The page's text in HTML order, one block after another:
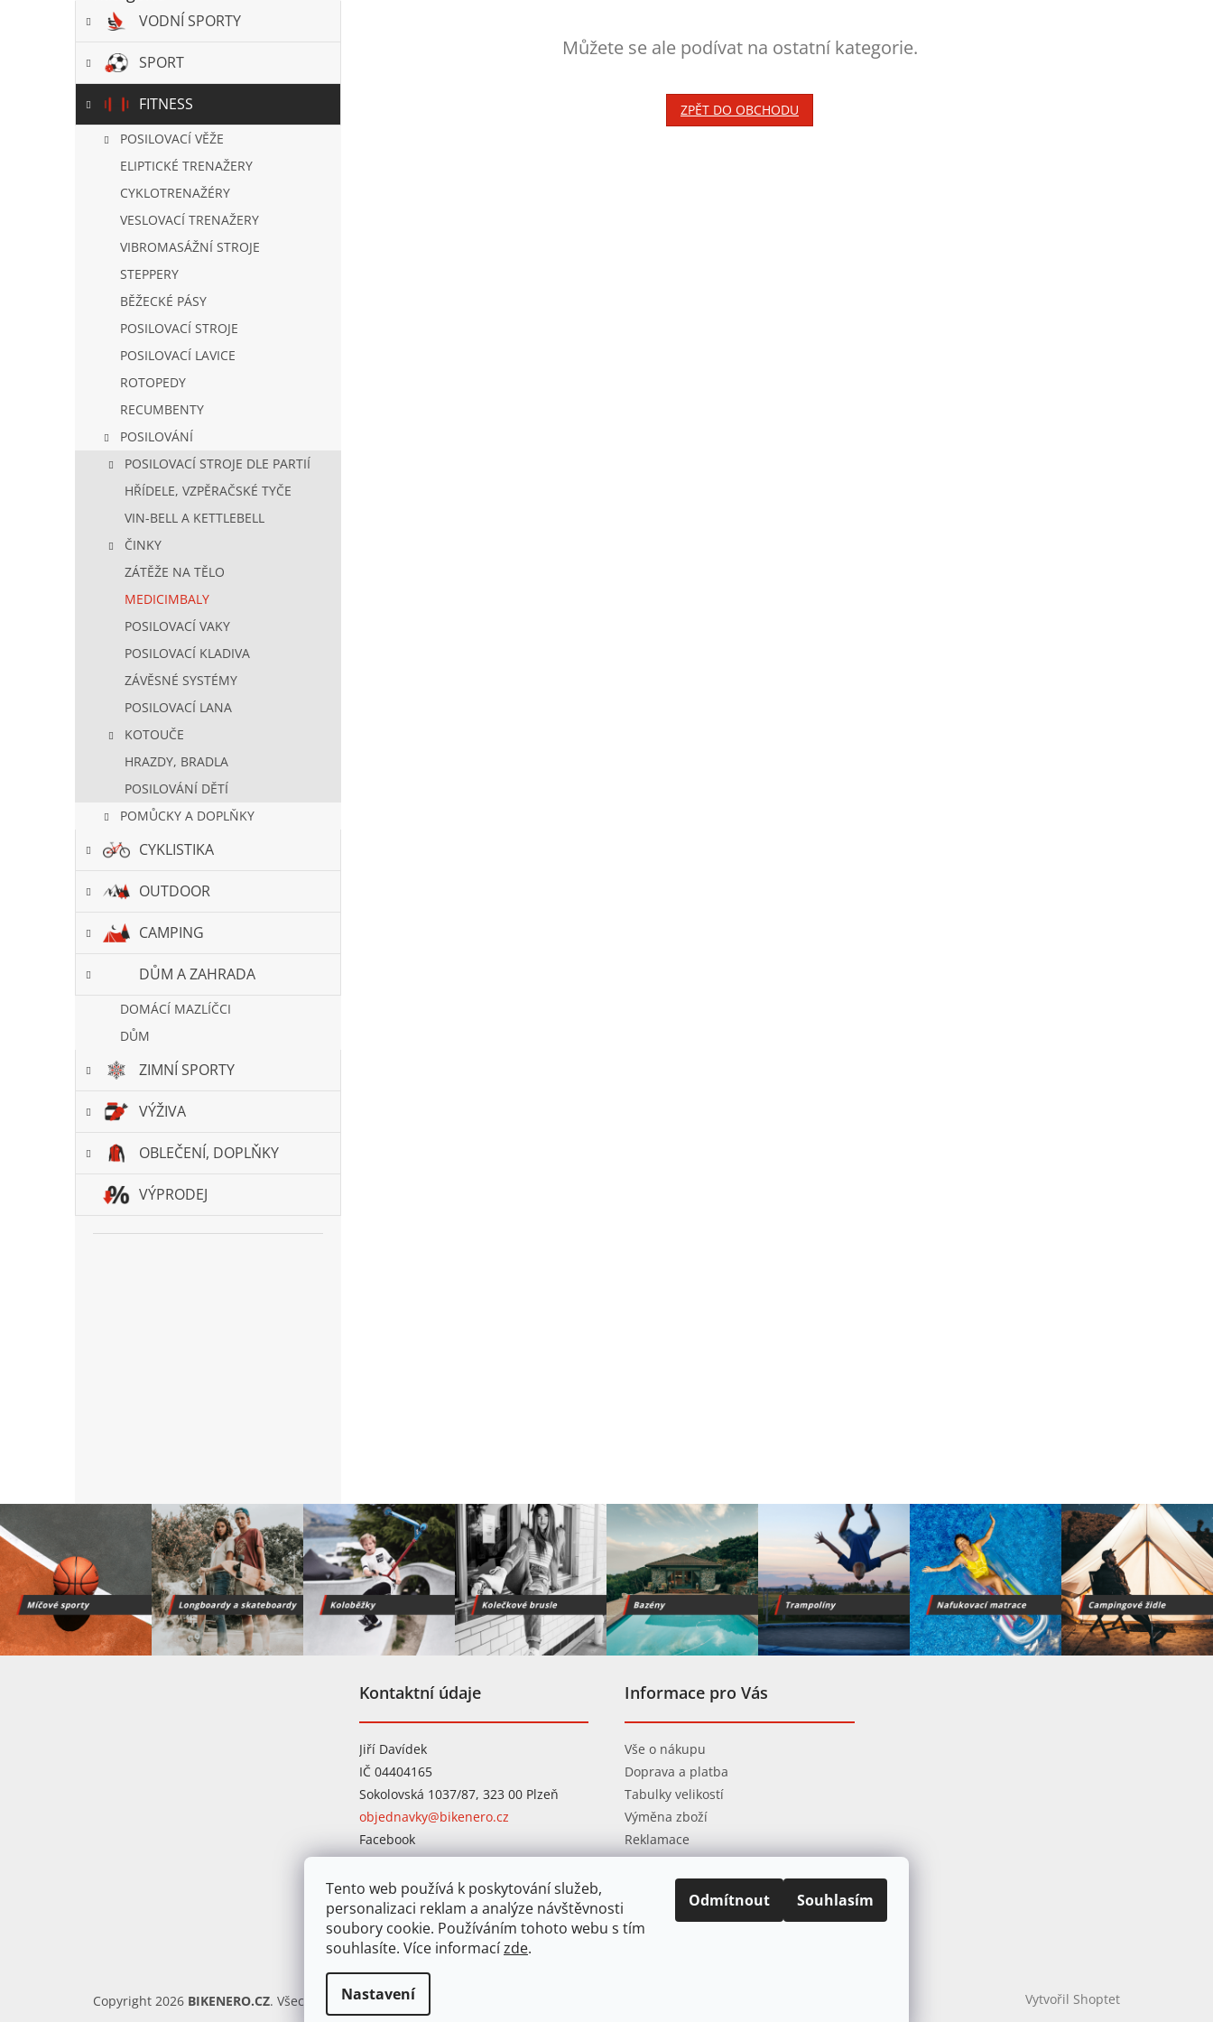
Tento web používá k poskytování služeb,
personalizaci reklam a analýze návštěvnosti
soubory cookie. Používáním tohoto webu s tím
souhlasíte. Více informacízde.
Nastavení
Odmítnout Souhlasím
VODNÍ SPORTY
SPORT
FITNESS
POSILOVACÍ VĚŽE
ELIPTICKÉ TRENAŽERY
CYKLOTRENAŽÉRY
VESLOVACÍ TRENAŽERY
VIBROMASÁŽNÍ STROJE
STEPPERY
BĚŽECKÉ PÁSY
POSILOVACÍ STROJE
POSILOVACÍ LAVICE
ROTOPEDY
RECUMBENTY
POSILOVÁNÍ
POSILOVACÍ STROJE DLE PARTIÍ
HŘÍDELE, VZPĚRAČSKÉ TYČE
VIN-BELL A KETTLEBELL
ČINKY
ZÁTĚŽE NA TĚLO
MEDICIMBALY
POSILOVACÍ VAKY
POSILOVACÍ KLADIVA
ZÁVĚSNÉ SYSTÉMY
POSILOVACÍ LANA
KOTOUČE
HRAZDY, BRADLA
POSILOVÁNÍ DĚTÍ
POMŮCKY A DOPLŇKY
CYKLISTIKA
OUTDOOR
CAMPING
DŮM A ZAHRADA
DOMÁCÍ MAZLÍČCI
DŮM
ZIMNÍ SPORTY
VÝŽIVA
OBLEČENÍ, DOPLŇKY
VÝPRODEJ
Můžete se ale podívat na ostatní kategorie.
ZPĚT DO OBCHODU
Z
Kontaktní údaje
Jiří Davídek
IČ 04404165
Sokolovská 1037/87, 323 00 Plzeň
objednavky@bikenero.cz
Facebook
Instagram
Informace pro Vás
Vše o nákupu
Doprava a platba
Tabulky velikostí
Výměna zboží
Reklamace
Obchodní podmínky
Ochrana osobních údajů
Vytvořil Shoptet
Copyright 2026 BIKENERO.CZ. Všechna práva vyhrazena.